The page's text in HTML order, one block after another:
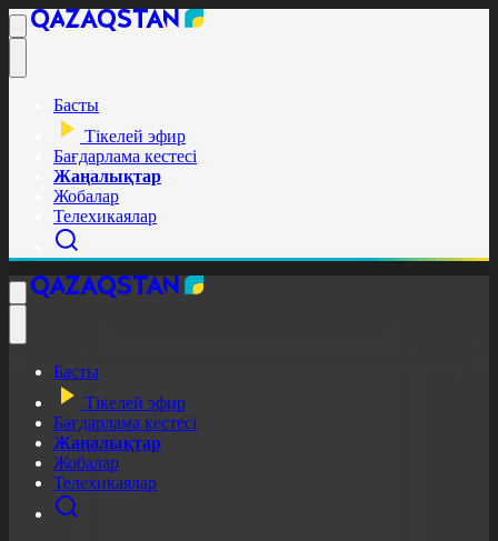
Басты
Тікелей эфир
Бағдарлама кестесі
Жаңалықтар
Жобалар
Телехикаялар
Басты
Тікелей эфир
Бағдарлама кестесі
Жаңалықтар
Жобалар
Телехикаялар